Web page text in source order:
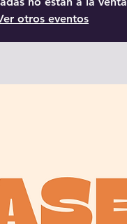
otros eventos